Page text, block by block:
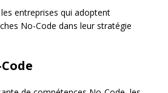
entreprises qui adoptent
No-Code dans leur stratégie